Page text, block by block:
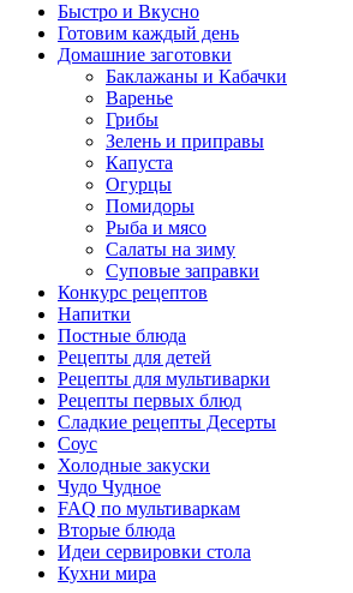
Быстро и Вкусно
Готовим каждый день
Домашние заготовки
Баклажаны и Кабачки
Варенье
Грибы
Зелень и приправы
Капуста
Огурцы
Помидоры
Рыба и мясо
Салаты на зиму
Суповые заправки
Конкурс рецептов
Напитки
Постные блюда
Рецепты для детей
Рецепты для мультиварки
Рецепты первых блюд
Сладкие рецепты Десерты
Соус
Холодные закуски
Чудо Чудное
FAQ по мультиваркам
Вторые блюда
Идеи сервировки стола
Кухни мира